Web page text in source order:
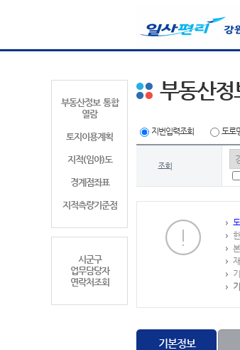
부동산정보 통합
열람
토지이용계획
지적(임야)도
경계점좌표
지적측량기준점
시군구
업무담당자
연락처조회
부동산정
지번입력조회 도로
조회
기본정보